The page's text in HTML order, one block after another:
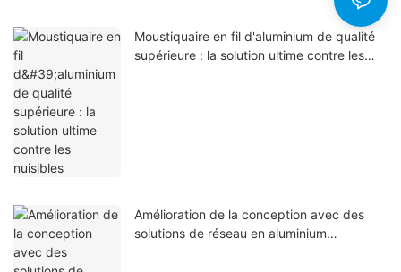
Moustiquaire en fil d'aluminium de qualité
supérieure : la solution ultime contre les
Amélioration de la conception avec des
solutions de réseau en aluminium